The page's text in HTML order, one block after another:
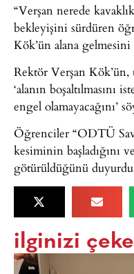
“Verşan nerede
bekleyişini sürdüren
Kök’ün alana
Rektör Verşan Kök’ün,
‘alanın boşaltılmasını
engel olamayacağını’
Öğrenciler “ODTÜ
kesiminin başladığını
götürüldüğünü
ilginizi